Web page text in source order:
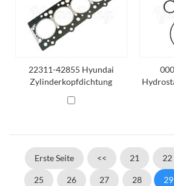
22311-42855 Hyundai
Zylinderkopfdichtung
Erste Seite << 21 22
25 26 27 28 29